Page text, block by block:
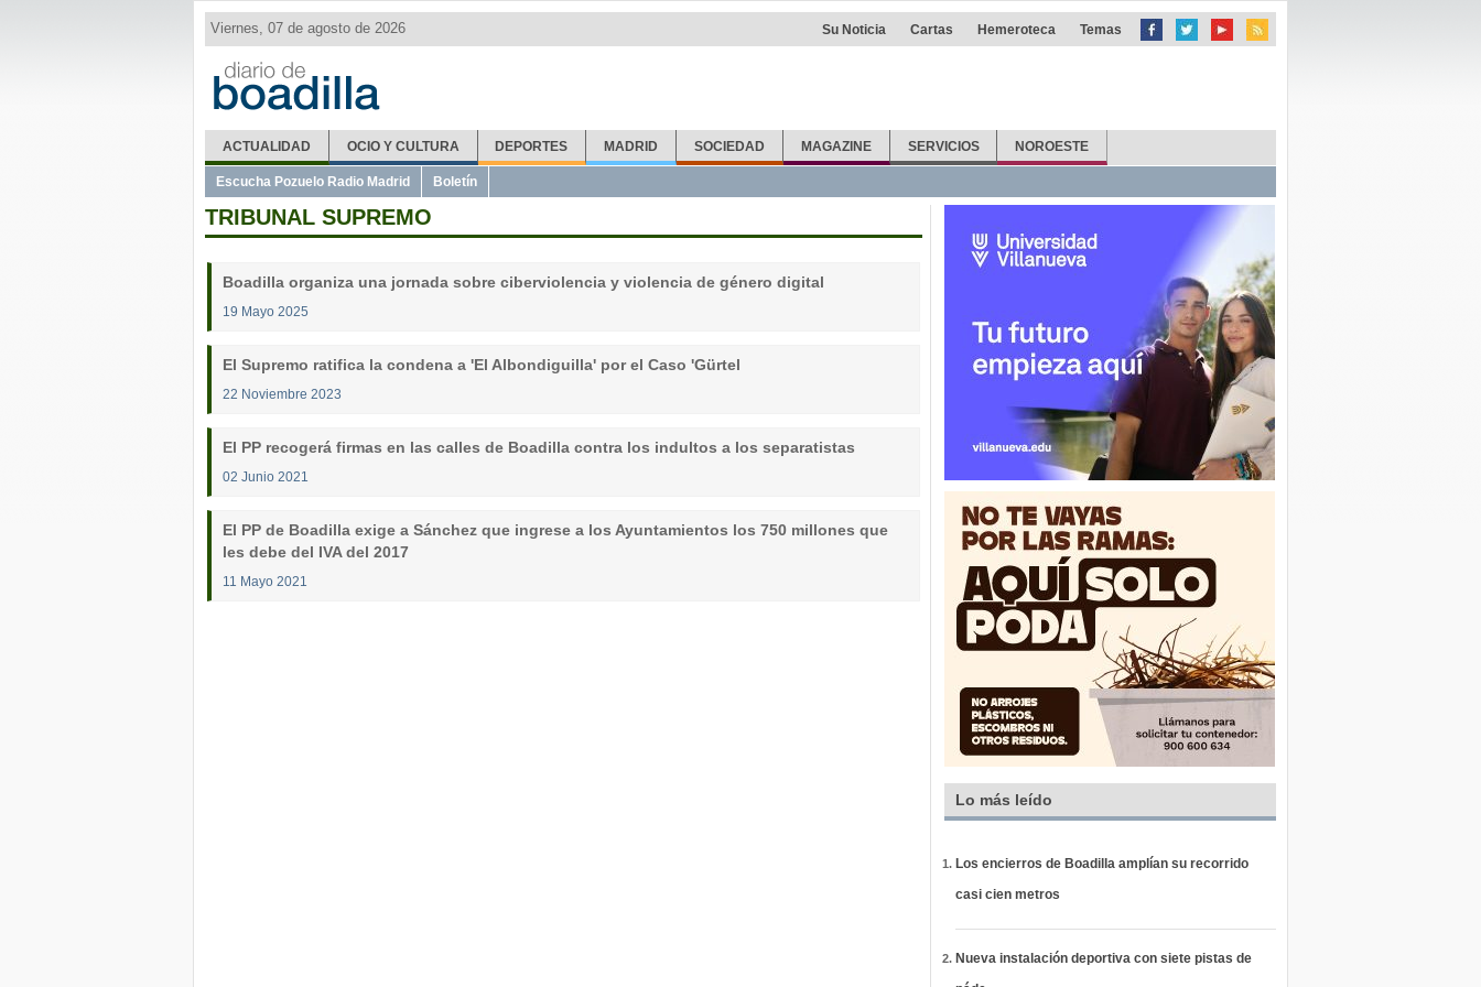
Viernes, 07 de agosto de 2026 Su Noticia Cartas Hemeroteca Temas
ACTUALIDAD OCIO Y CULTURA DEPORTES MADRID SOCIEDAD MAGAZINE SERVICIOS NOROESTE
Escucha Pozuelo Radio Madrid Boletín
TRIBUNAL SUPREMO
Boadilla organiza una jornada sobre ciberviolencia y violencia de género digital
19 Mayo 2025
El Supremo ratifica la condena a 'El Albondiguilla' por el Caso 'Gürtel
22 Noviembre 2023
El PP recogerá firmas en las calles de Boadilla contra los indultos a los separatistas
02 Junio 2021
El PP de Boadilla exige a Sánchez que ingrese a los Ayuntamientos los 750 millones que
les debe del IVA del 2017
11 Mayo 2021
Lo más leído
Los encierros de Boadilla amplían su recorrido
casi cien metros
Nueva instalación deportiva con siete pistas de